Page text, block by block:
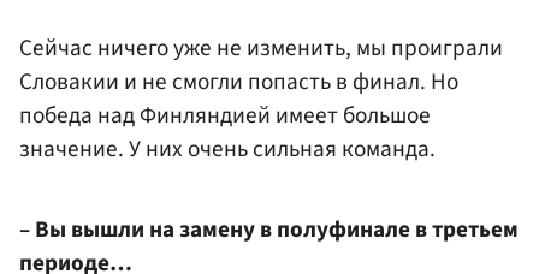
Сейчас ничего уже не изменить, мы проиграли
Словакии и не смогли попасть в финал. Но
победа над Финляндией имеет большое
значение. У них очень сильная команда.
– Вы вышли на замену в полуфинале в третьем
периоде…